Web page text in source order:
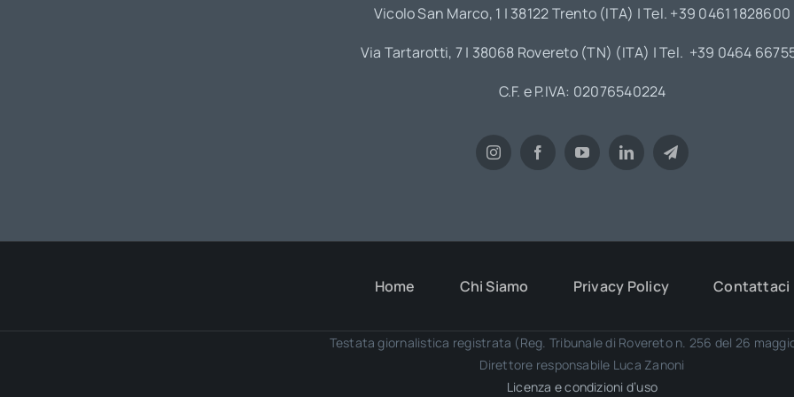
Vicolo San Marco, 1 | 38122 Trento (ITA) | Tel. +39 0461 1828600
Via Tartarotti, 7 | 38068 Rovereto (TN) (ITA) | Tel. +39 0464
C.F. e P.IVA: 02076540224
Home Chi Siamo Privacy Policy Contattaci
Testata giornalistica registrata (Reg. Tribunale di Rovereto n. 256 del 26
Direttore responsabile Luca Zanoni
Licenza e condizioni d’uso